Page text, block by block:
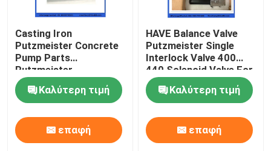
Σφαίρα καθαρισμού αντλίας σκυροδέματος
Χονδρικός εφοδιασμός
Αντλία Rexthod
Μέρη συγκεκριμένων αντλιών SANY
Casting Iron
Putzmeister Concrete
Pump Parts
Putzmeister
Agitatoring Paddles
Καλύτερη τιμή
επαφή
HAVE Balance Valve
Putzmeister Single
Interlock Valve 400
440 Solenoid Valve For
Concrete Pump
Καλύτερη τιμή
επαφή